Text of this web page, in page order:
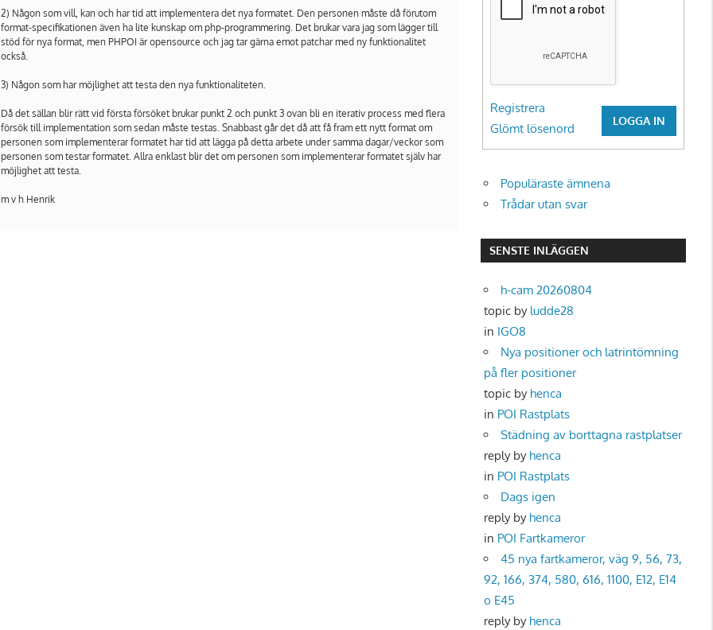
2) Någon som vill, kan och har tid att implementera det nya formatet. Den personen måste då förutom
format-specifikationen även ha lite kunskap om php-programmering. Det brukar vara jag som lägger till
stöd för nya format, men PHPOI är opensource och jag tar gärna emot patchar med ny funktionalitet
också.
3) Någon som har möjlighet att testa den nya funktionaliteten.
Då det sällan blir rätt vid första försöket brukar punkt 2 och punkt 3 ovan bli en iterativ process med flera
försök till implementation som sedan måste testas. Snabbast går det då att få fram ett nytt format om
personen som implementerar formatet har tid att lägga på detta arbete under samma dagar/veckor som
personen som testar formatet. Allra enklast blir det om personen som implementerar formatet själv har
möjlighet att testa.
m v h Henrik
LOGGA IN
Registrera
Glömt lösenord
Populäraste ämnena
Trådar utan svar
SENSTE INLÄGGEN
h-cam 20260804
topic by ludde28
in IGO8
Nya positioner och latrintömning
på fler positioner
topic by henca
in POI Rastplats
Städning av borttagna rastplatser
reply by henca
in POI Rastplats
Dags igen
reply by henca
in POI Fartkameror
45 nya fartkameror, väg 9, 56, 73,
92, 166, 374, 580, 616, 1100, E12, E14
o E45
reply by henca